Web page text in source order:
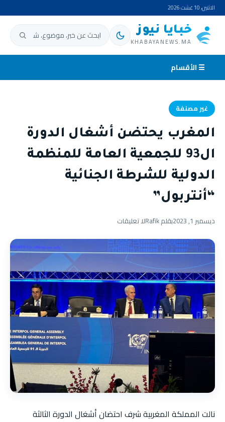
الاثنين، 10 غشت 2026
خبايا نيوز
KHABAYANEWS.MA ابحث عن:
☰ الأقسام
غير مصنفة
المغرب يحتضن أشغال الدورة
ال93 للجمعية العامة للمنظمة
الدولية للشرطة الجنائية
“أنتربول”
ديسمبر 1, 2023 بقلم Rafik لا تعليقات
نالت المملكة المغربية شرف احتضان أشغال الدورة الثالثة